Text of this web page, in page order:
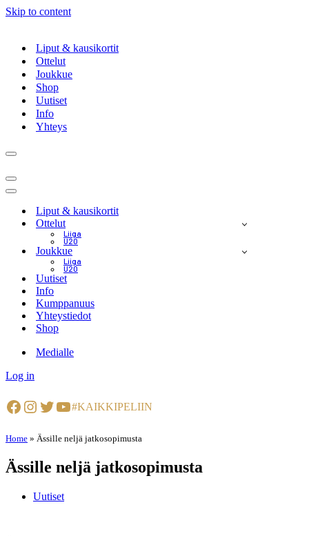
Skip to content
Liput & kausikortit
Ottelut
Joukkue
Shop
Uutiset
Info
Yhteys
Navigation
Navigation
Menu
Navigation
Liput & kausikortit
Ottelut
Liiga
U20
Joukkue
Liiga
U20
Uutiset
Info
Kumppanuus
Yhteystiedot
Shop
Medialle
Log in
Facebook
Instagram
Twitter
YouTube
#KAIKKIPELIIN
Home » Ässille neljä jatkosopimusta
Ässille neljä jatkosopimusta
Uutiset